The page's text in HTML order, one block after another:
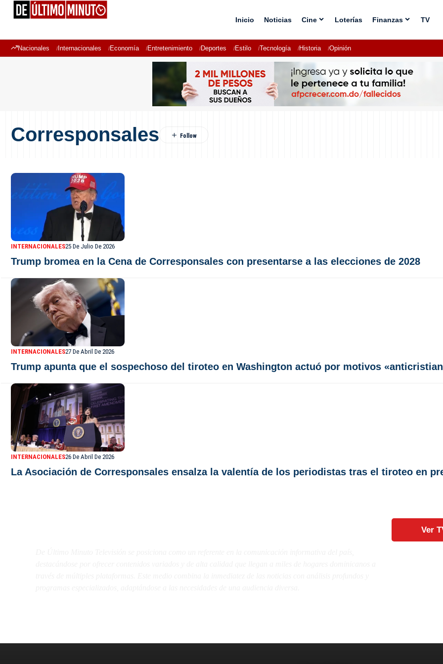
Inicio Noticias Cine Loterías Finanzas TV
Nacionales Internacionales Economía Entretenimiento Deportes Estilo Tecnología Historia Opinión
Corresponsales
INTERNACIONALES25 De Julio De 2026
Trump bromea en la Cena de Corresponsales con presentarse a las elecciones de 2028
INTERNACIONALES27 De Abril De 2026
Trump apunta que el sospechoso del tiroteo en Washington actuó por motivos
INTERNACIONALES26 De Abril De 2026
La Asociación de Corresponsales ensalza la valentía de los periodistas tras el tiroteo en
Ver